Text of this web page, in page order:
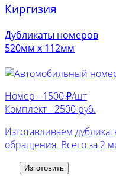
Киргизия
Дубликаты номеров
520мм х 112мм
Номер - 1500 ₽/шт
Комплект - 2500 руб.
Изготавливаем
обращения. Всего за 2
Изготовить